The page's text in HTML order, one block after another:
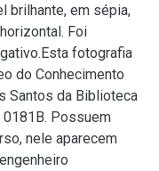
brilhante, em sépia,
Foi
fotografia
do Conhecimento
Santos da Biblioteca
0181B. Possuem
nele aparecem